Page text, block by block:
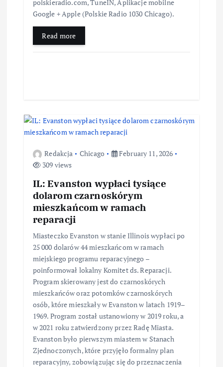
polskieradio.com, TuneIN, Aplikacje mobilne
Google + Apple (Polskie Radio 1030 Chicago).
Read more
Redakcja Chicago
February 11, 2026
309 views
IL: Evanston wypłaci tysiące
dolarom czarnoskórym
mieszkańcom w ramach
reparacji
Miasteczko Evanston w stanie Illinois wypłaci po
25 000 dolarów 44 mieszkańcom w ramach
miejskiego programu reparacyjnego –
poinformował lokalny Komitet ds. Reparacji.
Program skierowany jest do czarnoskórych
mieszkańców oraz potomków czarnoskórych
osób, które mieszkały w Evanston w latach 1919–
1969. Program został ustanowiony w 2019 roku, a
w 2021 roku zatwierdzony przez Radę Miasta.
Evanston było pierwszym miastem w Stanach
Zjednoczonych, które przyjęło formalny plan
reparacyjny, zobowiązując się do przeznaczenia